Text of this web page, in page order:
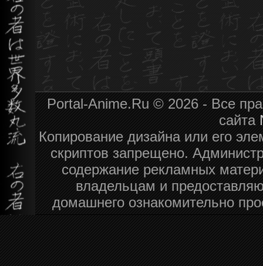
Portal-Anime.Ru © 2026 - Все
сайта
Копирование дизайна или его
скриптов запрещено.
содержание рекламных
владельцам и
домашнего ознакомительно